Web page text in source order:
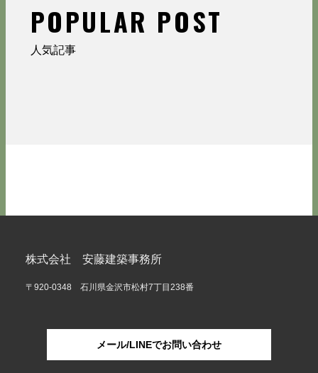
POPULAR POST
人気記事
株式会社 安藤建築事務所
〒920-0348 石川県金沢市松村7丁目238番
メール/LINEでお問い合わせ